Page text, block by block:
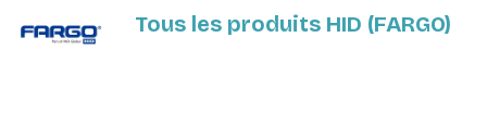
Tous les produits HID (FARGO)